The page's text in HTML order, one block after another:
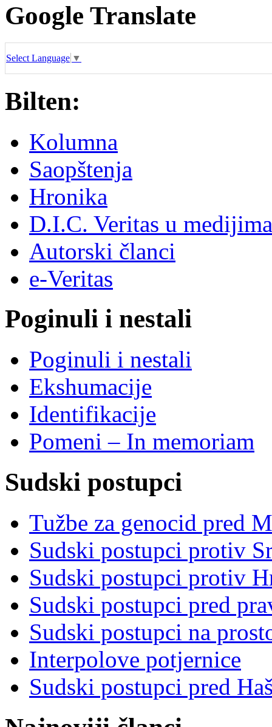
Google Translate
Select Language ▼
Bilten:
Kolumna
Saopštenja
Hronika
D.I.C. Veritas u medijima
Autorski članci
e-Veritas
Poginuli i nestali
Poginuli i nestali
Ekshumacije
Identifikacije
Pomeni – In memoriam
Sudski postupci
Tužbe za genocid pred
Sudski postupci protiv
Sudski postupci protiv
Sudski postupci pred
Sudski postupci na
Interpolove potjernice
Sudski postupci pred